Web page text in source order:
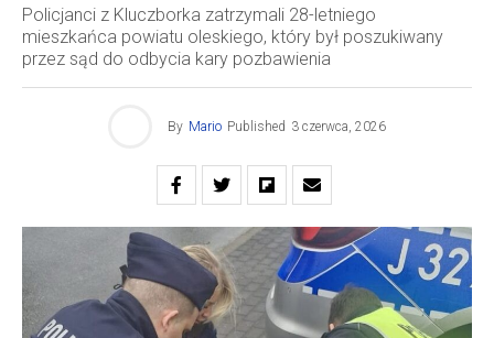
Policjanci z Kluczborka zatrzymali 28-letniego
mieszkańca powiatu oleskiego, który był poszukiwany
przez sąd do odbycia kary pozbawienia
By Mario Published 3 czerwca, 2026